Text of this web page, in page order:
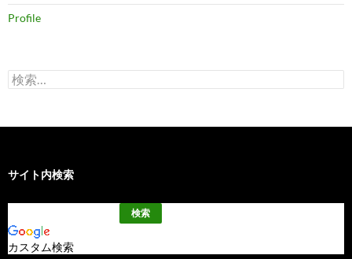
Profile
検
索:
サイト内検索
カスタム検索